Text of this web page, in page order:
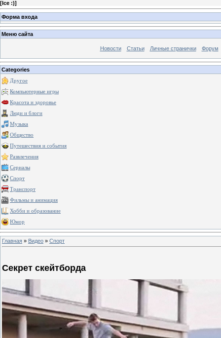
[Ice :)]
Форма входа
Меню сайта
Новости Статьи Личные странички Форум
Categories
Другое
Компьютерные игры
Красота и здоровье
Люди и блоги
Музыка
Общество
Путешествия и события
Развлечения
Сериалы
Спорт
Транспорт
Фильмы и анимация
Хобби и образование
Юмор
Главная » Видео » Спорт
Секрет скейтборда